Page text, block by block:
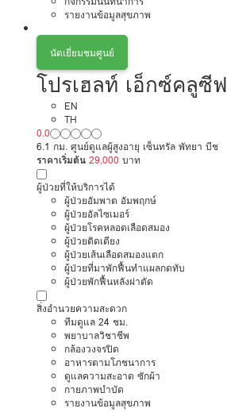
รายงานข้อมูลสุขภาพ
นัดเยี่ยมชมศูนย์
โปรเฮลท์ เอ็กซ์คลูซีฟ
EN
TH
0.0
6.1 กม. ศูนย์ดูแลผู้สูงอายุ เซ็นทรัล พัทยา บีช
ราคาเริ่มต้น 29,000 บาท
ผู้ป่วยที่ให้บริการได้
ผู้ป่วยอัมพาต อัมพฤกษ์
ผู้ป่วยอัลไซเมอร์
ผู้ป่วยโรคหลอดเลือดสมอง
ผู้ป่วยติดเตียง
ผู้ป่วยเส้นเลือดสมองแตก
ผู้ป่วยที่มาพักฟื้นทำแผลกดทับ
ผู้ป่วยพักฟื้นหลังผ่าตัด
สิ่งอำนวยความสะดวก
ทีมดูแล 24 ชม.
พยาบาลวิชาชีพ
กล้องวงจรปิด
อาหารตามโภชนาการ
ดูแลความสะอาด ซักผ้า
กายภาพบำบัด
รายงานข้อมูลสุขภาพ